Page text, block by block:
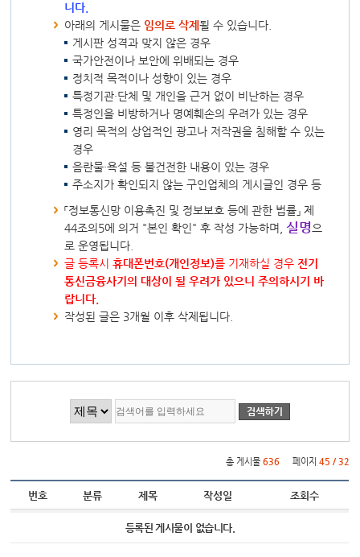
니다.
아래의 게시물은 임의로 삭제될 수 있습니다.
게시판 성격과 맞지 않은 경우
국가안전이나 보안에 위배되는 경우
정치적 목적이나 성향이 있는 경우
특정기관·단체 및 개인을 근거 없이 비난하는 경우
특정인을 비방하거나 명예훼손의 우려가 있는 경우
영리 목적의 상업적인 광고나 저작권을 침해할 수 있는
경우
음란물·욕설 등 불건전한 내용이 있는 경우
주소지가 확인되지 않는 구인업체의 게시글인 경우 등
「정보통신망 이용촉진 및 정보보호 등에 관한 법률」 제
44조의5에 의거 "본인 확인" 후 작성 가능하며, 실명으
로 운영됩니다.
글 등록시휴대폰번호(개인정보)를 기재하실 경우 전기
통신금융사기의 대상이 될 우려가 있으니 주의하시기 바
랍니다.
작성된 글은 3개월 이후 삭제됩니다.
총 게시물 636 페이지 45 / 32
번호 분류 제목 작성일 조회수
등록된 게시물이 없습니다.